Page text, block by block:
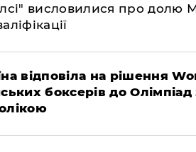
висловилися про долю
відповіла на рішення
боксерів до